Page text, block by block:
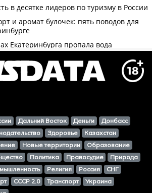
Дальний Восток Деньги
Донбасс
Здоровье
Казахстан
Новые территории
Образование
Политика Правосудие
Природа
Религия Россия
СНГ
СССР 2.0 Транспорт
Украина